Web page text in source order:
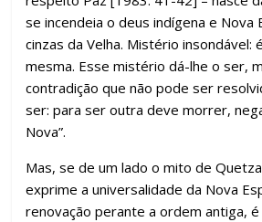
se incendeia o deus indígena e Nova
cinzas da Velha. Mistério insondável:
mesma. Esse mistério dá-lhe o ser,
contradição que não pode ser
ser: para ser outra deve morrer,
Nova”.
Mas, se de um lado o mito de
exprime a universalidade da Nova
renovação perante a ordem antiga,